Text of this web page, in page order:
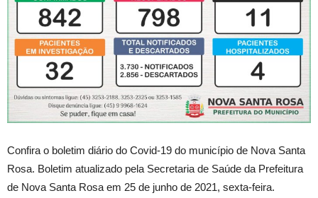
Confira o boletim diário do Covid-19 do município de Nova Santa
Rosa. Boletim atualizado pela Secretaria de Saúde da Prefeitura
de Nova Santa Rosa em 25 de junho de 2021, sexta-feira.